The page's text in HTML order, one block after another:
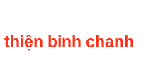
binh chanh